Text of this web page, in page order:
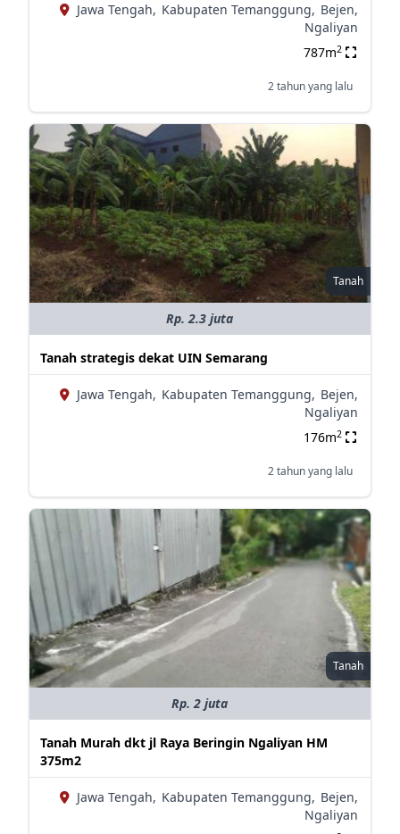
Jawa Tengah, Kabupaten Temanggung, Bejen,
Ngaliyan
787m2
2 tahun yang lalu
Tanah
Rp. 2.3 juta
Tanah strategis dekat UIN Semarang
Jawa Tengah, Kabupaten Temanggung, Bejen,
Ngaliyan
176m2
2 tahun yang lalu
Tanah
Rp. 2 juta
Tanah Murah dkt jl Raya Beringin Ngaliyan HM
375m2
Jawa Tengah, Kabupaten Temanggung, Bejen,
Ngaliyan